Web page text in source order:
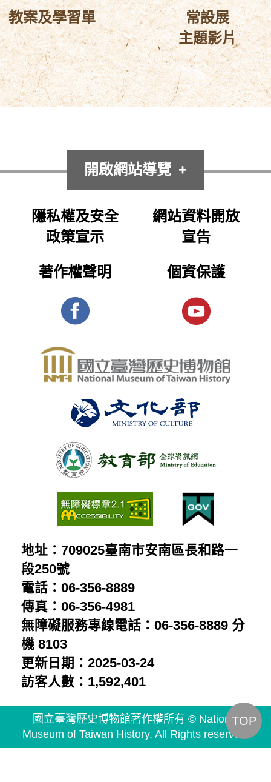
教案及學習單
常設展
主題影片
開啟網站導覽
隱私權及安全
政策宣示
網站資料開放
宣告
著作權聲明 個資保護
地址：709025臺南市安南區長和路一
段250號
電話：06-356-8889
傳真：06-356-4981
無障礙服務專線電話：06-356-8889 分
機 8103
更新日期：2025-03-24
訪客人數：1,592,401
國立臺灣歷史博物館著作權所有 © National
Museum of Taiwan History. All Rights reserved.
TOP